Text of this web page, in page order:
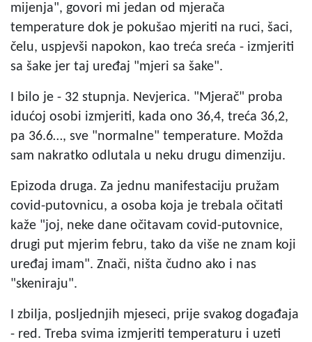
mijenja", govori mi jedan od mjerača
temperature dok je pokušao mjeriti na ruci, šaci,
čelu, uspjevši napokon, kao treća sreća - izmjeriti
sa šake jer taj uređaj "mjeri sa šake".
I bilo je - 32 stupnja. Nevjerica. "Mjerač" proba
idućoj osobi izmjeriti, kada ono 36,4, treća 36,2,
pa 36.6…, sve "normalne" temperature. Možda
sam nakratko odlutala u neku drugu dimenziju.
Epizoda druga. Za jednu manifestaciju pružam
covid-putovnicu, a osoba koja je trebala očitati
kaže "joj, neke dane očitavam covid-putovnice,
drugi put mjerim febru, tako da više ne znam koji
uređaj imam". Znači, ništa čudno ako i nas
"skeniraju".
I zbilja, posljednjih mjeseci, prije svakog događaja
- red. Treba svima izmjeriti temperaturu i uzeti